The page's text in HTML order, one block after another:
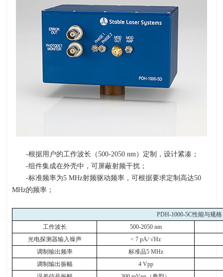
-根据用户的工作波长（500-2050 nm ）定制，设计紧凑；
-组件集成在外壳中，可屏蔽射频干扰；
-标准频率为5 MHz射频驱动频率，可根据要求定制高达50
MHz的频率；
PDH-1000-5C性能与规格
工作波长
500-2050 nm
光电探测器输入噪声
< 7 pA/√Hz
调制输出频率
标准品5 MHz
调制输出振幅
4 Vpp